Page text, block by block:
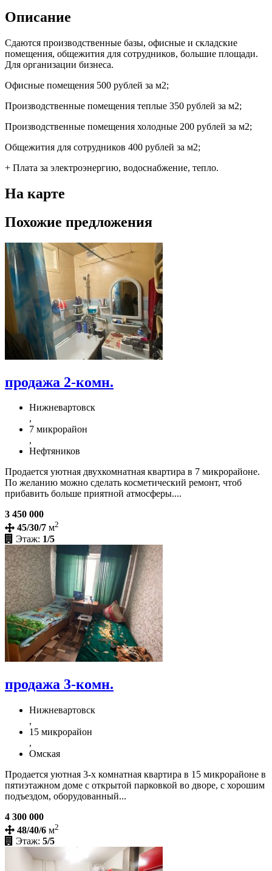
Описание
Сдаются производственные базы, офисные и складские
помещения, общежития для сотрудников, большие площади.
Для организации бизнеса.
Офисные помещения 500 рублей за м2;
Производственные помещения теплые 350 рублей за м2;
Производственные помещения холодные 200 рублей за м2;
Общежития для сотрудников 400 рублей за м2;
+ Плата за электроэнергию, водоснабжение, тепло.
На карте
Похожие предложения
продажа 2-комн.
Нижневартовск
,
7 микрорайон
,
Нефтяников
Продается уютная двухкомнатная квартира в 7 микрорайоне.
По желанию можно сделать косметический ремонт, чтоб
прибавить больше приятной атмосферы....
3 450 000
45/30/7 м2
Этаж: 1/5
продажа 3-комн.
Нижневартовск
,
15 микрорайон
,
Омская
Продается уютная 3-х комнатная квартира в 15 микрорайоне в
пятиэтажном доме с открытой парковкой во дворе, с хорошим
подъездом, оборудованный...
4 300 000
48/40/6 м2
Этаж: 5/5